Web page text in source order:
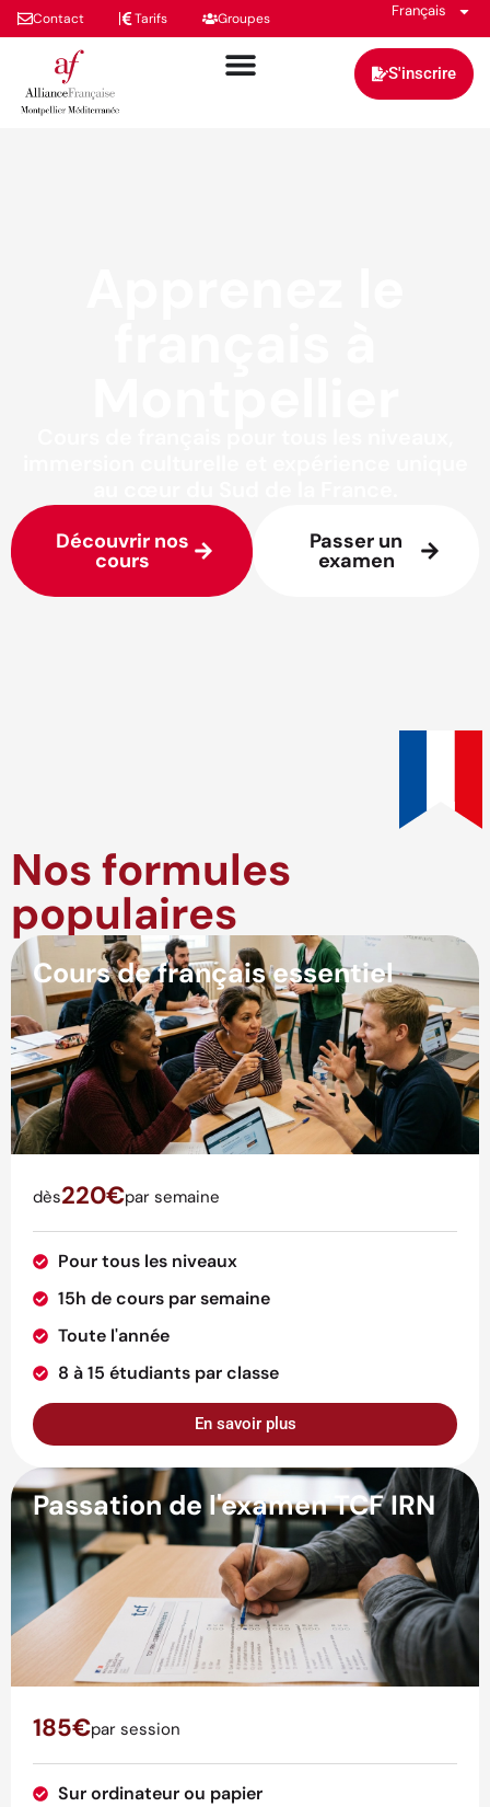
Contact Tarifs Groupes Français
S'inscrire
Découvrir nos
cours
Passer un
examen
Nos formules
populaires
Cours de français essentiel
dès220€par semaine
Pour tous les niveaux
15h de cours par semaine
Toute l'année
8 à 15 étudiants par classe
En savoir plus
Passation de l'examen TCF IRN
185€par session
Sur ordinateur ou papier